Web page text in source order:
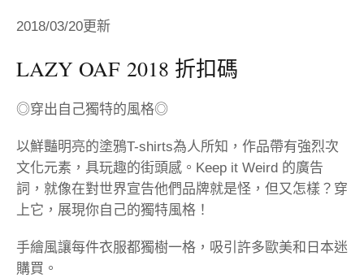
2018/03/20更新
LAZY OAF2018 折扣碼
◎穿出自己獨特的風格◎
以鮮豔明亮的塗鴉T-shirts為人所知，作品帶有強烈次
文化元素，具玩趣的街頭感。Keep it Weird 的廣告
詞，就像在對世界宣告他們品牌就是怪，但又怎樣？穿
上它，展現你自己的獨特風格！
手繪風讓每件衣服都獨樹一格，吸引許多歐美和日本迷
購買。